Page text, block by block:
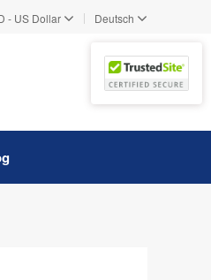
- US Dollar | Deutsch